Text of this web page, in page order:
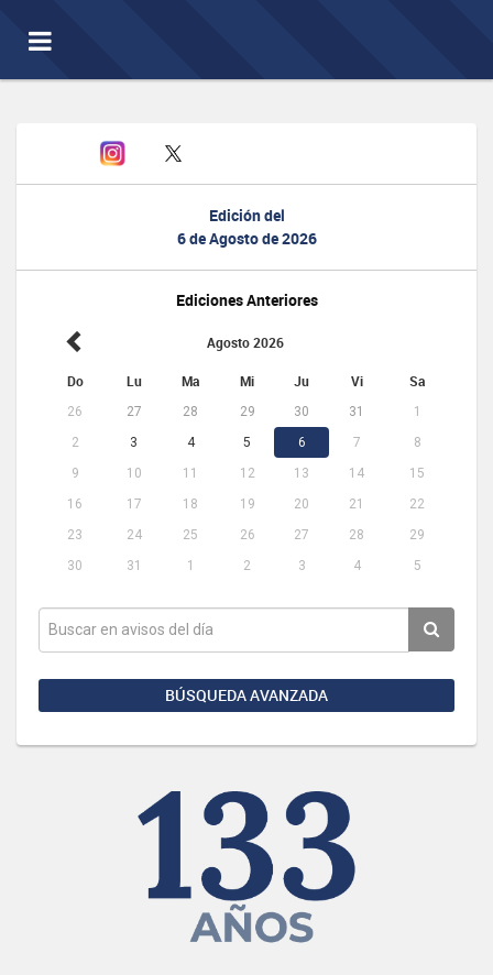
Toggle
navigation
Edición del
6 de Agosto de 2026
Ediciones Anteriores
Agosto 2026
Do Lu Ma Mi Ju Vi Sa
26 27 28 29 30 31
1
2
3 4 5 6 7
8
9
10 11 12 13 14
15
16
17 18 19 20 21
22
23
24 25 26 27 28
29
30
31 1 2 3 4 5
BÚSQUEDA AVANZADA